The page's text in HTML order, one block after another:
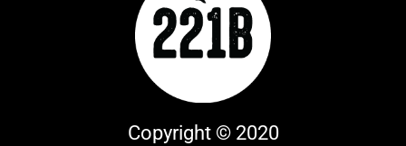
Copyright © 2020